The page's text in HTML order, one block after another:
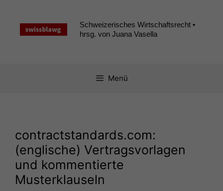
springen
Schweizerisches Wirtschaftsrecht •
hrsg. von Juana Vasella
Menü
contractstandards.com:
(englische) Vertragsvorlagen
und kommentierte
Musterklauseln